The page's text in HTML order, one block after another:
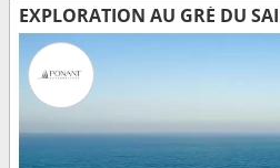
EXPLORATION AU GRÉ DU